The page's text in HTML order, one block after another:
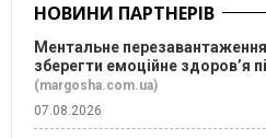
НОВИНИ ПАРТНЕРІВ
Ментальне
зберегти емоційне здоров’я
(margosha.com.ua)
07.08.2026